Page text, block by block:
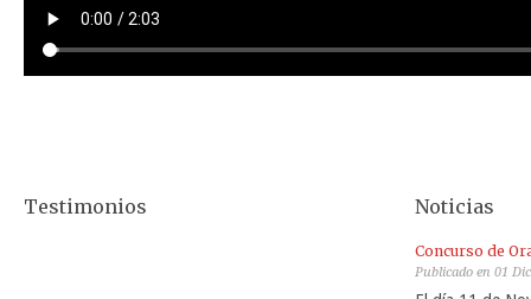
Testimonios Noticias
Concurso de
Publicado en 01